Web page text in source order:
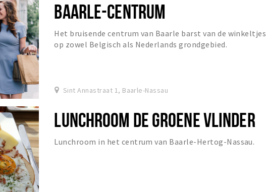
BAARLE-CENTRUM
Het bruisende centrum van Baarle barst van de winkeltjes
op zowel Belgisch als Nederlands grondgebied.
Sint Annastraat 1, Baarle-Nassau
LUNCHROOM DE GROENE VLINDER
Lunchroom in het centrum van Baarle-Hertog-Nassau.